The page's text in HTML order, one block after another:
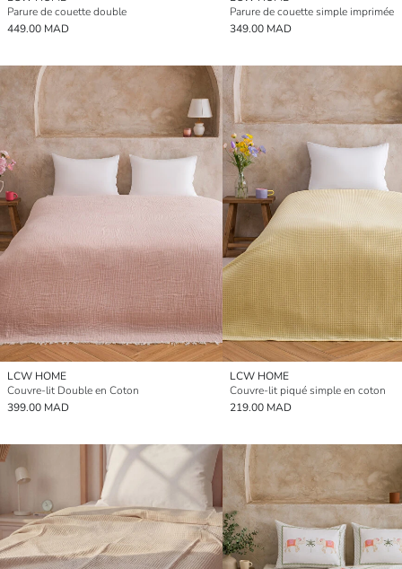
Parure de couette double
449.00 MAD
Parure de couette simple imprimée
349.00 MAD
LCW HOME
Couvre-lit Double en Coton
399.00 MAD
LCW HOME
Couvre-lit piqué simple en coton
219.00 MAD